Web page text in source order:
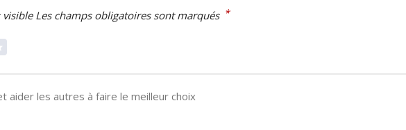
visibleLes champs obligatoires sont marqués *